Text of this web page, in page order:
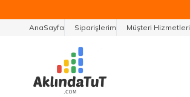
AnaSayfa Siparişlerim Müşteri Hizmetleri